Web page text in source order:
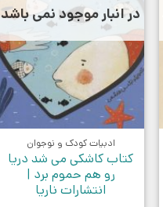
در انبار موجود نمی باشد
ادبیات کودک و نوجوان
کتاب کاشکی می شد دریا
رو هم حموم برد |
انتشارات ناریا